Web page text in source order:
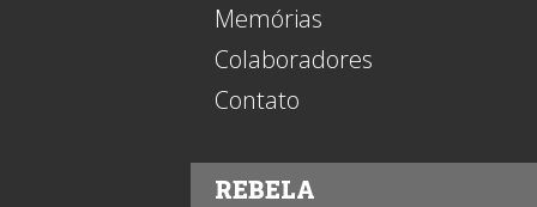
Memórias
Colaboradores
Contato
REBELA